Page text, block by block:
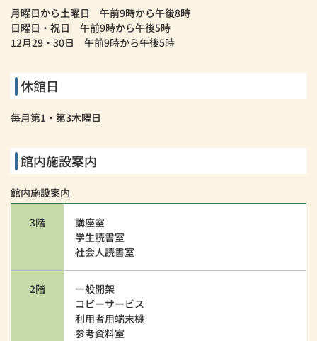
月曜日から土曜日 午前9時から午後8時
日曜日・祝日 午前9時から午後5時
12月29・30日 午前9時から午後5時
休館日
毎月第1・第3木曜日
館内施設案内
館内施設案内
3階
講座室
学生読書室
社会人読書室
2階
一般開架
コピーサービス
利用者用端末機
参考資料室